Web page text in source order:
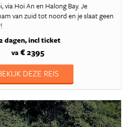
via Hoi An en Halong Bay. Je
van zuid tot noord en je slaat geen
dagen incl ticket
va € 2395
DEZE REIS